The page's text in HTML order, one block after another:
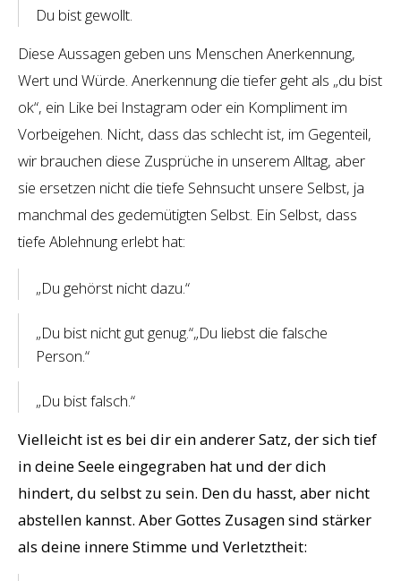
Du bist gewollt.
Diese Aussagen geben uns Menschen Anerkennung,
Wert und Würde. Anerkennung die tiefer geht als „du bist
ok“, ein Like bei Instagram oder ein Kompliment im
Vorbeigehen. Nicht, dass das schlecht ist, im Gegenteil,
wir brauchen diese Zusprüche in unserem Alltag, aber
sie ersetzen nicht die tiefe Sehnsucht unsere Selbst, ja
manchmal des gedemütigten Selbst. Ein Selbst, dass
tiefe Ablehnung erlebt hat:
„Du gehörst nicht dazu.“
„Du bist nicht gut genug.“„Du liebst die falsche
Person.“
„Du bist falsch.“
Vielleicht ist es bei dir ein anderer Satz, der sich tief
in deine Seele eingegraben hat und der dich
hindert, du selbst zu sein. Den du hasst, aber nicht
abstellen kannst. Aber Gottes Zusagen sind stärker
als deine innere Stimme und Verletztheit: